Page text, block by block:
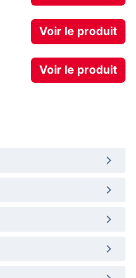
Voir le produit
Voir le produit